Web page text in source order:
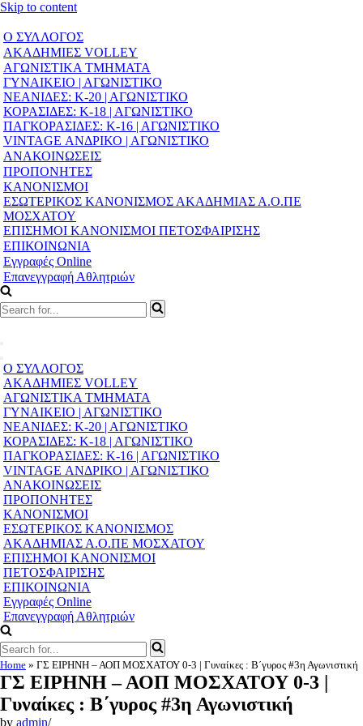
Skip to content
Ο ΣΥΛΛΟΓΟΣ
ΑΚΑΔΗΜΙΕΣ VOLLEY
ΑΓΩΝΙΣΤΙΚΑ ΤΜΗΜΑΤΑ
ΓΥΝΑΙΚΕΙΟ | ΑΓΩΝΙΣΤΙΚΟ
ΝΕΑΝΙΔΕΣ: Κ-20 | ΑΓΩΝΙΣΤΙΚΟ
ΚΟΡΑΣΙΔΕΣ: Κ-18 | ΑΓΩΝΙΣΤΙΚΟ
ΠΑΓΚΟΡΑΣΙΔΕΣ: Κ-16 | ΑΓΩΝΙΣΤΙΚΟ
VINTAGE ΑΝΔΡΙΚΟ | ΑΓΩΝΙΣΤΙΚΟ
ΑΝΑΚΟΙΝΩΣΕΙΣ
ΠΡΟΠΟΝΗΤΕΣ
ΚΑΝΟΝΙΣΜΟΙ
ΕΣΩΤΕΡΙΚΟΣ ΚΑΝΟΝΙΣΜΟΣ ΑΚΑΔΗΜΙΑΣ Α.Ο.ΠΕ
ΜΟΣΧΑΤΟΥ
ΕΠΙΣΗΜΟΙ ΚΑΝΟΝΙΣΜΟΙ ΠΕΤΟΣΦΑΙΡΙΣΗΣ
ΕΠΙΚΟΙΝΩΝΙΑ
Εγγραφές Online
Επανεγγραφή Αθλητριών
Search
for...
Menu
Navigation
Menu
Ο ΣΥΛΛΟΓΟΣ
ΑΚΑΔΗΜΙΕΣ VOLLEY
ΑΓΩΝΙΣΤΙΚΑ ΤΜΗΜΑΤΑ
ΓΥΝΑΙΚΕΙΟ | ΑΓΩΝΙΣΤΙΚΟ
ΝΕΑΝΙΔΕΣ: Κ-20 | ΑΓΩΝΙΣΤΙΚΟ
ΚΟΡΑΣΙΔΕΣ: Κ-18 | ΑΓΩΝΙΣΤΙΚΟ
ΠΑΓΚΟΡΑΣΙΔΕΣ: Κ-16 | ΑΓΩΝΙΣΤΙΚΟ
VINTAGE ΑΝΔΡΙΚΟ | ΑΓΩΝΙΣΤΙΚΟ
ΑΝΑΚΟΙΝΩΣΕΙΣ
ΠΡΟΠΟΝΗΤΕΣ
ΚΑΝΟΝΙΣΜΟΙ
ΕΣΩΤΕΡΙΚΟΣ ΚΑΝΟΝΙΣΜΟΣ
ΑΚΑΔΗΜΙΑΣ Α.Ο.ΠΕ ΜΟΣΧΑΤΟΥ
ΕΠΙΣΗΜΟΙ ΚΑΝΟΝΙΣΜΟΙ
ΠΕΤΟΣΦΑΙΡΙΣΗΣ
ΕΠΙΚΟΙΝΩΝΙΑ
Εγγραφές Online
Επανεγγραφή Αθλητριών
Search
for...
Home » ΓΣ ΕΙΡΗΝΗ – ΑΟΠ ΜΟΣΧΑΤΟΥ 0-3 | Γυναίκες : Β΄γυρος #3η Αγωνιστική
ΓΣ ΕΙΡΗΝΗ – ΑΟΠ ΜΟΣΧΑΤΟΥ 0-3 |
Γυναίκες : Β΄γυρος #3η Αγωνιστική
by admin